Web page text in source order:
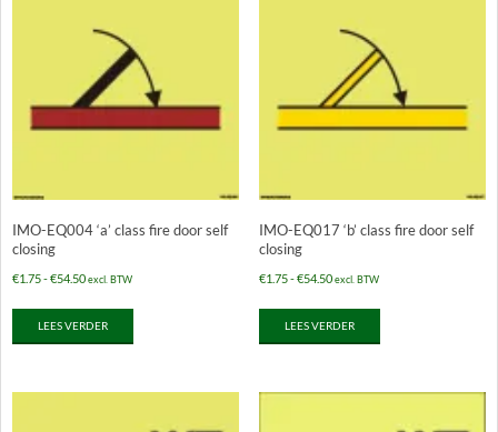
IMO-EQ004 ‘a’ class fire door self
closing
€1.75-€54.50Prijsklasse:
tot
excl. BTW
LEES VERDER
IMO-EQ017 ‘b’ class fire door self
closing
€1.75-€54.50Prijsklasse:
tot
excl. BTW
LEES VERDER